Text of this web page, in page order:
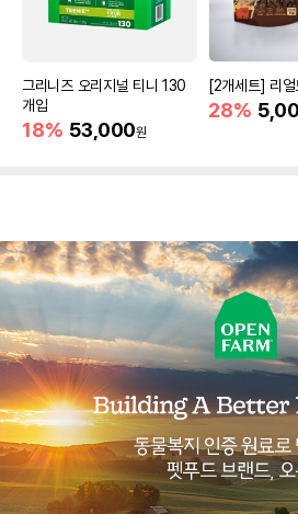
그리니즈 오리지널 티니 130
개입
18% 53,000원
[2개세트] 리
28%